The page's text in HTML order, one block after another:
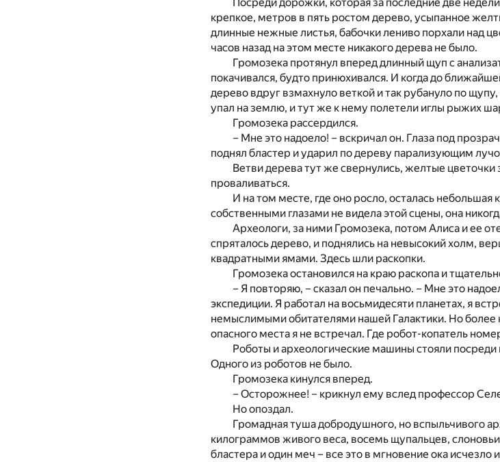
Посреди дорожки, которая за последние две
крепкое, метров в пять ростом дерево, усыпанное
длинные нежные листья, бабочки лениво порхали над
часов назад на этом месте никакого дерева не было.
Громозека протянул вперед длинный щуп с
покачивался, будто принюхивался. И когда до
дерево вдруг взмахнуло веткой и так рубануло по
упал на землю, и тут же к нему полетели иглы рыжих
Громозека рассердился.
– Мне это надоело! – вскричал он. Глаза под
поднял бластер и ударил по дереву парализующим
Ветви дерева тут же свернулись, желтые цветочки
проваливаться.
И на том месте, где оно росло, осталась небольшая
собственными глазами не видела этой сцены, она
Археологи, за ними Громозека, потом Алиса и ее
спряталось дерево, и поднялись на невысокий холм,
квадратными ямами. Здесь шли раскопки.
Громозека остановился на краю раскопа и
– Я повторяю, – сказал он печально. – Мне это
экспедиции. Я работал на восьмидесяти планетах, я
немыслимыми обитателями нашей Галактики. Но более
опасного места я не встречал. Где робот-копатель
Роботы и археологические машины стояли
Одного из роботов не было.
Громозека кинулся вперед.
– Осторожнее! – крикнул ему вслед профессор
Но опоздал.
Громадная туша добродушного, но вспыльчивого
килограммов живого веса, восемь щупальцев,
бластера и один меч – все это в мгновение ока исчезло